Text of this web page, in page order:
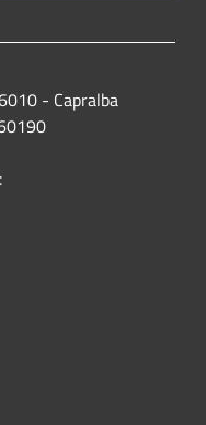
- Capralba